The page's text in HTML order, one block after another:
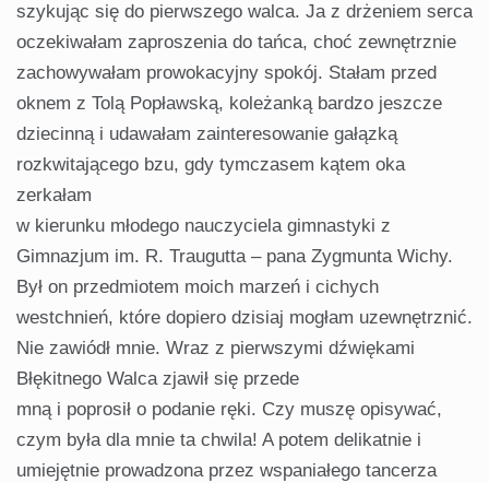
szykując się do pierwszego walca. Ja z drżeniem serca
oczekiwałam zaproszenia do tańca, choć zewnętrznie
zachowywałam prowokacyjny spokój. Stałam przed
oknem z Tolą Popławską, koleżanką bardzo jeszcze
dziecinną i udawałam zainteresowanie gałązką
rozkwitającego bzu, gdy tymczasem kątem oka
zerkałam
w kierunku młodego nauczyciela gimnastyki z
Gimnazjum im. R. Traugutta – pana Zygmunta Wichy.
Był on przedmiotem moich marzeń i cichych
westchnień, które dopiero dzisiaj mogłam uzewnętrznić.
Nie zawiódł mnie. Wraz z pierwszymi dźwiękami
Błękitnego Walca zjawił się przede
mną i poprosił o podanie ręki. Czy muszę opisywać,
czym była dla mnie ta chwila! A potem delikatnie i
umiejętnie prowadzona przez wspaniałego tancerza